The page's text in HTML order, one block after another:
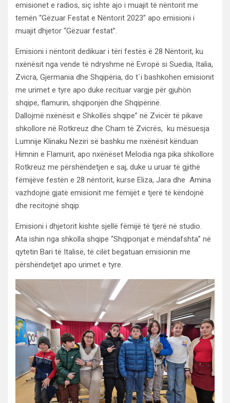
emisionet e radios, siç ishte ajo i muajit të nëntorit me
temën “Gëzuar Festat e Nëntorit 2023” apo emisioni i
muajit dhjetor “Gëzuar festat”.
Emisioni i nëntorit dedikuar i tëri festës ë 28 Nëntorit, ku
nxënësit nga vende të ndryshme në Evropë si Suedia, Italia,
Zvicra, Gjermania dhe Shqipëria, do t`i bashkohen emisionit
me urimet e tyre apo duke recituar vargje për gjuhön
shqipe, flamurin, shqiponjën dhe Shqipërinë.
Dallojmë nxënësit e Shkollës shqipe” në Zvicër të pikave
shkollore në Rotkreuz dhe Cham të Zvicrës, ku mësuesja
Lumnije Klinaku Neziri së bashku me nxënësit kënduan
Himnin e Flamurit, apo nxënëset Melodia nga pika shkollore
Rotkreuz me përshëndetjen e saj, duke u uruar të gjithë
fëmijëve festën e 28 nëntorit, kurse Eliza, Jara dhe Amina
vazhdojnë gjatë emisionit me fëmijët e tjerë të këndojnë
dhe recitojnë shqip.
​Emisioni i dhjetorit kishte sjellë fëmijë të tjerë në studio.
Ata ishin nga shkolla shqipe “Shqiponjat e mëndafshta” në
qytetin Bari të Italisë, të cilët begatuan emisionin me
përshëndetjet apo urimet e tyre.